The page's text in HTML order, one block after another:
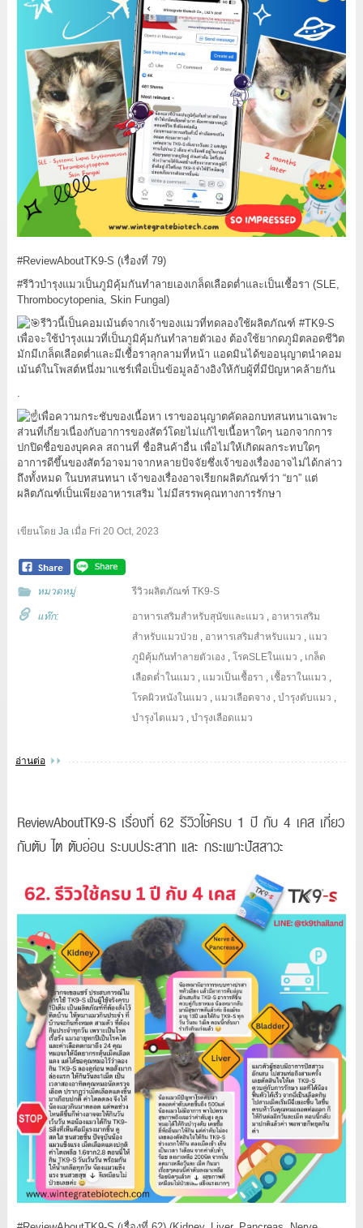
#ReviewAboutTK9-S (เรื่องที่ 79)
#รีวิวบำรุงแมวเป็นภูมิคุ้มกันทำลายเองเกล็ดเลือดต่ำและเป็นเชื้อรา (SLE,
Thrombocytopenia, Skin Fungal)
รีวิวนี้เป็นคอมเม้นต์จากเจ้าของแมวที่ทดลองใช้ผลิตภัณฑ์ #TK9-S
เพื่อจะใช้บำรุงแมวที่เป็นภูมิคุ้มกันทำลายตัวเอง ต้องใช้ยากดภูมิตลอดชีวิต
มักมีเกล็ดเลือดต่ำและมีเชื้อราลุกลามที่หน้า แอดมินได้ขออนุญาตนำคอม
เม้นต์ในโพสต์หนึ่งมาแชร์เพื่อเป็นข้อมูลอ้างอิงให้กับผู้ที่มีปัญหาคล้ายกัน
เพื่อความกระชับของเนื้อหา เราขออนุญาตคัดลอกบทสนทนาเฉพาะ
ส่วนที่เกี่ยวเนื่องกับอาการของสัตว์โดยไม่แก้ไขเนื้อหาใดๆ นอกจากการ
ปกปิดชื่อของบุคคล สถานที่ ชื่อสินค้าอื่น เพื่อไม่ให้เกิดผลกระทบใดๆ
อาการดีขึ้นของสัตว์อาจมาจากหลายปัจจัยซึ่งเจ้าของเรื่องอาจไม่ได้กล่าว
ถึงทั้งหมด ในบทสนทนา เจ้าของเรื่องอาจเรียกผลิตภัณฑ์ว่า “ยา” แต่
ผลิตภัณฑ์เป็นเพียงอาหารเสริม ไม่มีสรรพคุณทางการรักษา
เขียนโดย Jaเมื่อ Fri 20 Oct, 2023
หมวดหมู่ รีวิวผลิตภัณฑ์ TK9-S
แท๊ก: อาหารเสริมสำหรับสุนัขและแมว , อาหารเสริม
สำหรับแมวป่วย , อาหารเสริมสำหรับแมว , แมว
ภูมิคุ้มกันทำลายตัวเอง ,โรคSLEในแมว , เกล็ด
เลือดต่ำในแมว , แมวเป็นเชื้อรา , เชื้อราในแมว ,
โรคผิวหนังในแมว , แมวเลือดจาง ,บำรุงตับแมว ,
บำรุงไตแมว ,บำรุงเลือดแมว
อ่านต่อ
ReviewAboutTK9-S เรื่องที่ 62 รีวิวใช้ครบ 1 ปี กับ 4 เคส เกี่ยว
กับตับ ไต ตับอ่อน ระบบประสาท และ กระเพาะปัสสาวะ